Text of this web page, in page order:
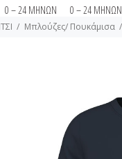
0 – 24 ΜΗΝΩΝ
0 – 24 ΜΗΝΩΝ
Μπλούζες/ Πουκάμισα